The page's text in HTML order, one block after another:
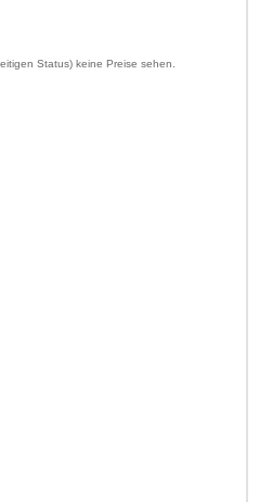
Status) keine Preise sehen.